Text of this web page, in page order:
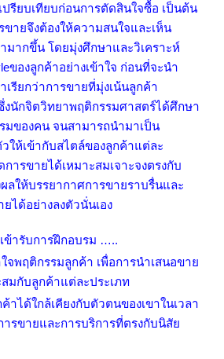
รียบเทียบก่อนการตัดสินใจซื้อ เป็นต้น
ายจึงต้องให้ความสนใจและเห็น
ากขึ้น โดยมุ่งศึกษาและวิเคราะห์
ของลูกค้าอย่างเข้าใจ ก่อนที่จะนำ
เรียกว่าการขายที่มุ่งเน้นลูกค้า
งนักจิตวิทยาพฤติกรรมศาสตร์ได้ศึกษา
มของคน จนสามารถนำมาเป็น
ให้เข้ากับสไตล์ของลูกค้าแต่ละ
ารขายได้เหมาะสมเจาะจงตรงกับ
ลให้บรรยากาศการขายราบรื่นและ
ได้อย่างลงตัวนั่นเอง
ข้ารับการฝึกอบรม …..
จพฤติกรรมลูกค้า เพื่อการนำเสนอขาย
มกับลูกค้าแต่ละประเภท
าได้ใกล้เคียงกับตัวตนของเขาในเวลา
ารขายและการบริการที่ตรงกับนิสัย